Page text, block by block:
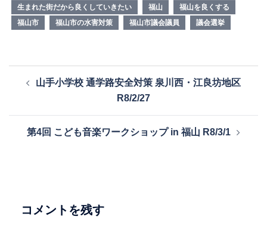
生まれた街だから良くしていきたい
福山
福山を良くする
福山市
福山市の水害対策 福山市議会議員 議会選挙
ン
山手小学校 通学路安全対策 泉川西・江良坊地区
R8/2/27
第4回 こども音楽ワークショップ in 福山 R8/3/1
コメントを残す